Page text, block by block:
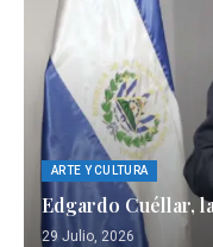
ARTE Y CULTURA
Edgardo Cuéllar,
29 Julio, 2026